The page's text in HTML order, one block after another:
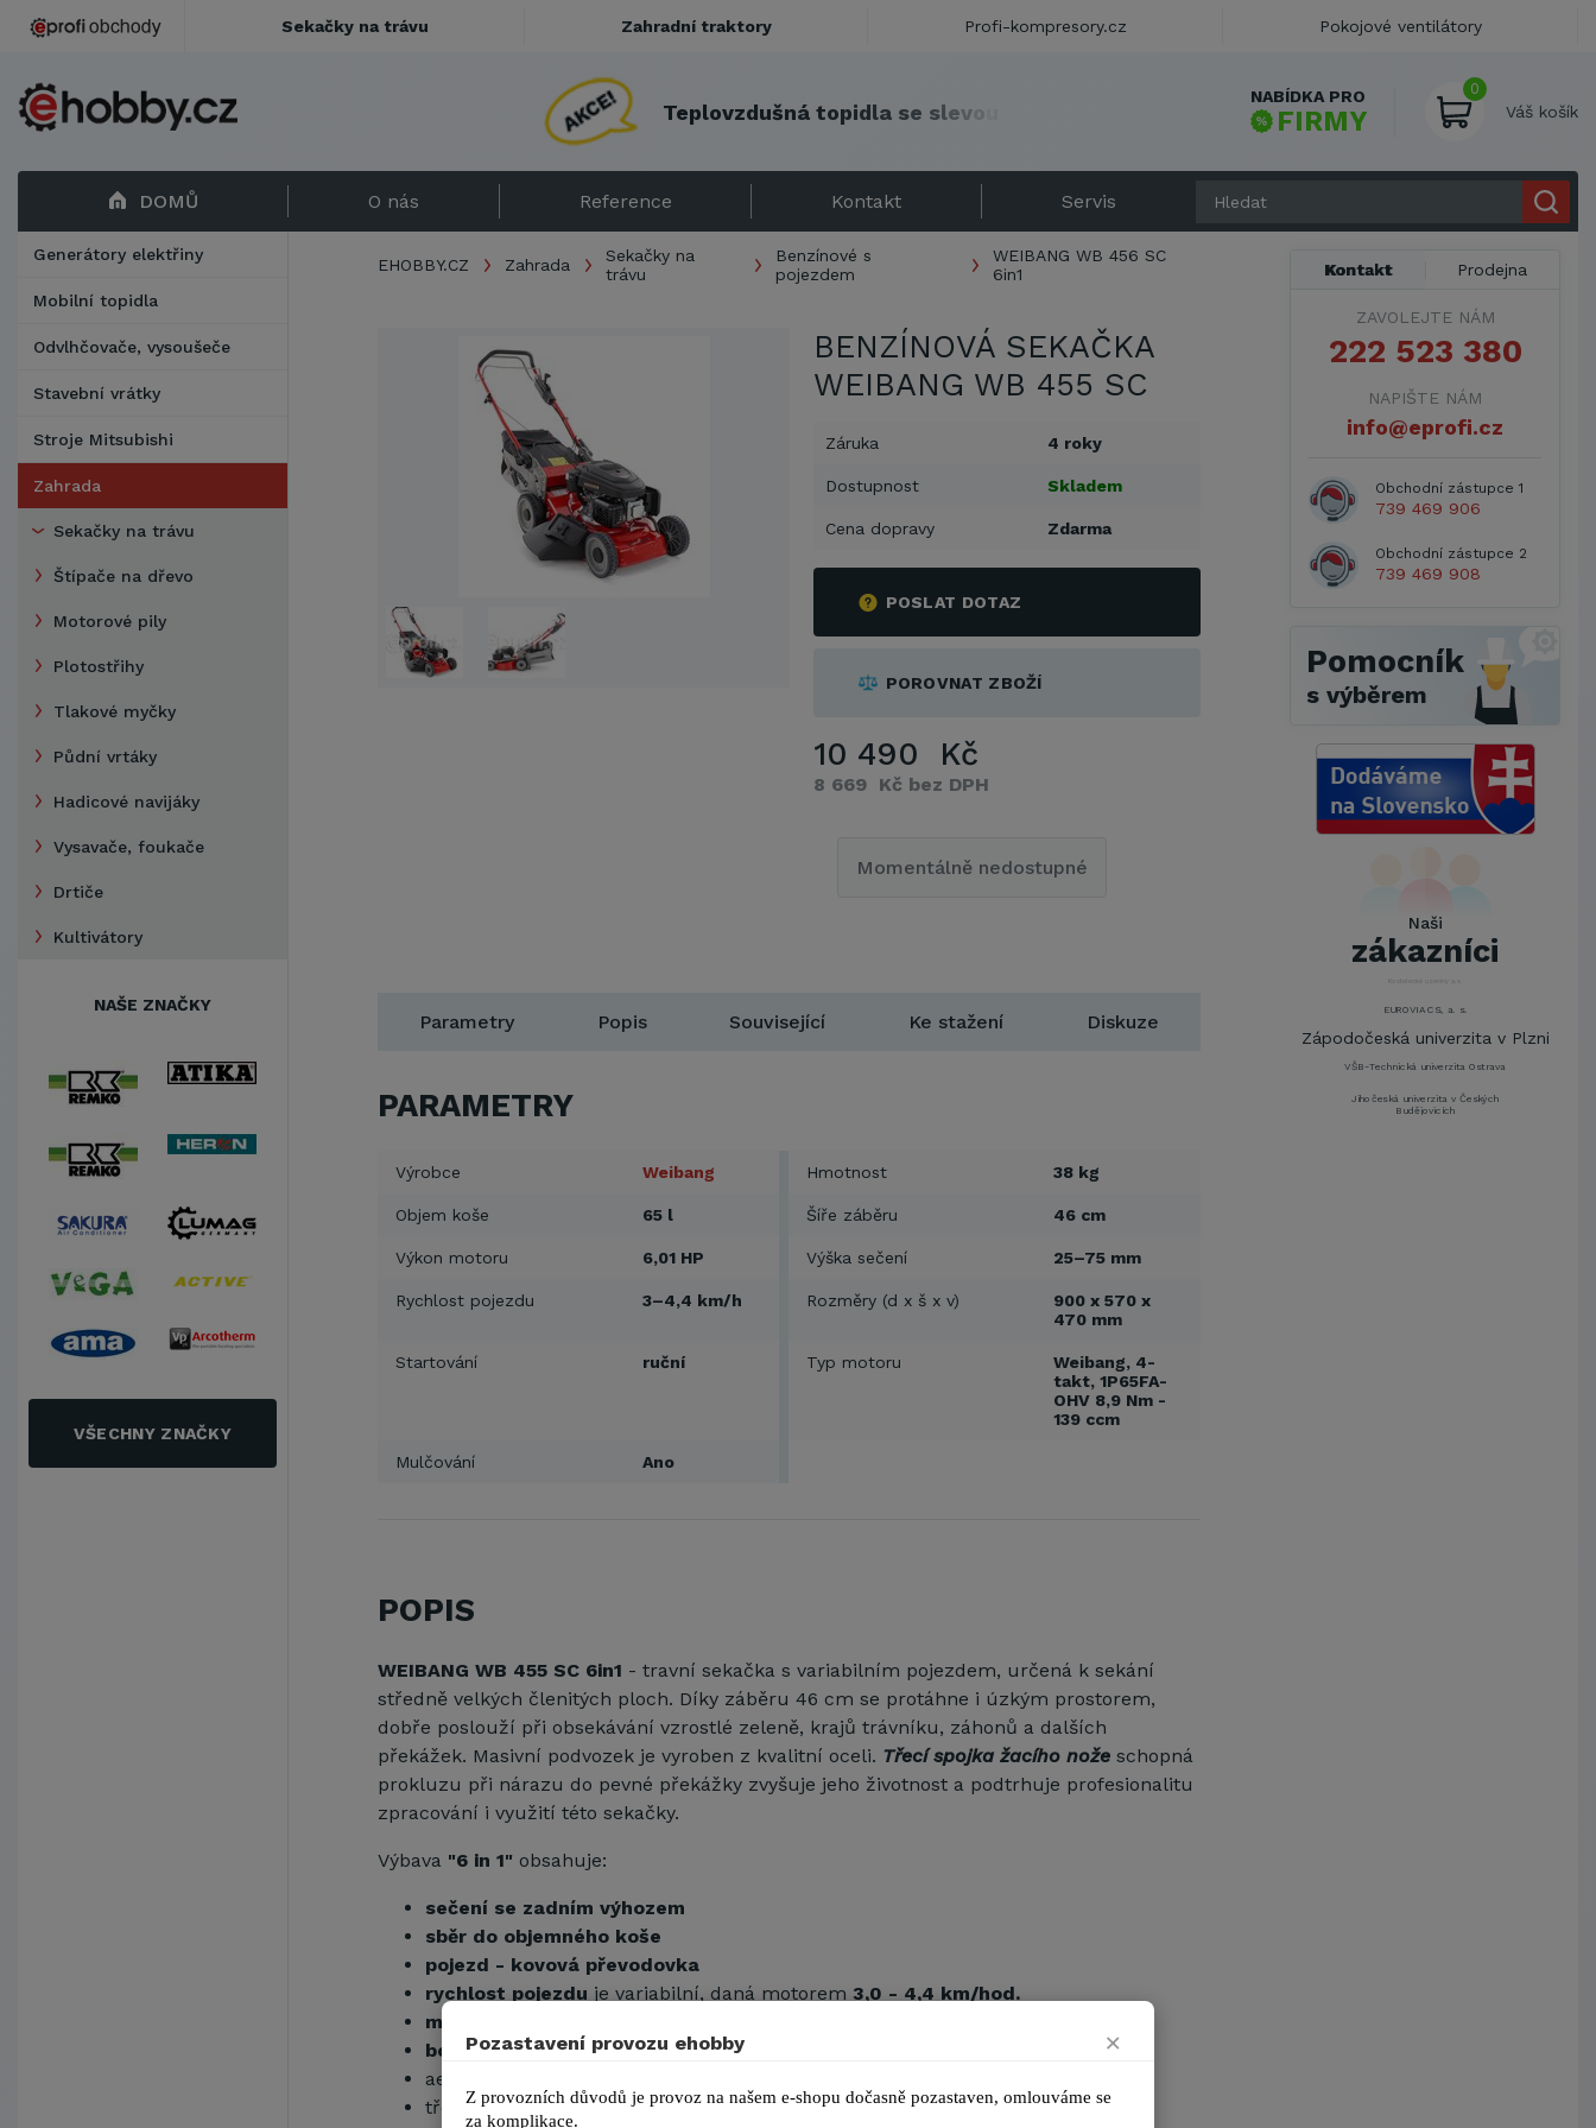
Teplovzdušná topidla se slev
NABÍDKA PRO
FIRMY
0
Váš košík
DOMŮ O nás Reference Kontakt Servis
Generátory elektřiny
Mobilní topidla
Odvlhčovače, vysoušeče
Stavební vrátky
Stroje Mitsubishi
Zahrada
Sekačky na trávu
Štípače na dřevo
Motorové pily
Plotostřihy
Tlakové myčky
Půdní vrtáky
Hadicové navijáky
Vysavače, foukače
Drtiče
Kultivátory
NAŠE ZNAČKY
VŠECHNY ZNAČKY
EHOBBY.CZ Zahrada
Sekačky na
trávu
Benzínové s
pojezdem
WEIBANG WB 456 SC
6in1
BENZÍNOVÁ SEKAČKA
WEIBANG WB 455 SC
Záruka 4 roky
Dostupnost Skladem
Cena dopravy Zdarma
POSLAT DOTAZ
POROVNAT ZBOŽÍ
10 490 Kč
8 669 Kč bez DPH
Momentálně nedostupné
Parametry Popis Související Ke stažení Diskuze
PARAMETRY
Výrobce Weibang Hmotnost 38 kg
Objem koše 65 l Šíře záběru 46 cm
Výkon motoru 6,01 HP Výška sečení 25–75 mm
Rychlost pojezdu 3–4,4 km/h Rozměry (d x š x v)
900 x 570 x
470 mm
Startování ruční Typ motoru
Weibang, 4-
takt, 1P65FA-
OHV 8,9 Nm -
139 ccm
Mulčování Ano
POPIS
WEIBANG WB 455 SC 6in1 - travní sekačka s variabilním pojezdem, určená k sekání
středně velkých členitých ploch. Díky záběru 46 cm se protáhne i úzkým prostorem,
dobře poslouží při obsekávání vzrostlé zeleně, krajů trávníku, záhonů a dalších
překážek. Masivní podvozek je vyroben z kvalitní oceli. Třecí spojka žacího nože schopná
prokluzu při nárazu do pevné překážky zvyšuje jeho životnost a podtrhuje profesionalitu
zpracování i využití této sekačky.
Výbava "6 in 1" obsahuje:
sečení se zadním výhozem
sběr do objemného koše
pojezd - kovová převodovka
rychlost pojezdu je variabilní, daná motorem 3,0 - 4,4 km/hod.
mulčování
boční výhoz
aerodynamický žací nůž zaručí plynulejší plnění sběrného koše
třecí spojka žacího nože
Kontakt Prodejna
ZAVOLEJTE NÁM
222 523 380
NAPIŠTE NÁM
info@eprofi.cz
Obchodní zástupce 1
739 469 906
Obchodní zástupce 2
739 469 908
Pomocník
s výběrem
Naši
zákazníci
Metrostav a.s.
Brně,Správa kolejí a menz
Arcibiskupství pražské
Kostelecké uzeniny a.s.
EUROVIA CS, a. s.
Zápodočeská univerzita v Plzni
VŠB-Technická univerzita Ostrava
Jihočeská univerzita v Českých
Budějovicích
Sekačky na trávu Zahradní traktory Profi-kompresory.cz Pokojové ventilátory
Pozastavení provozu ehobby ×
Z provozních důvodů je provoz na našem e-shopu dočasně pozastaven, omlouváme se
za komplikace.